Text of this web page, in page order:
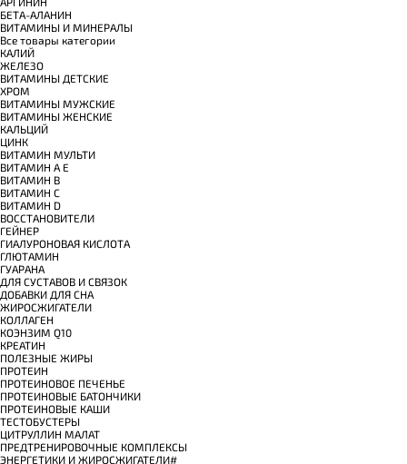
БЕТА-АЛАНИН
ВИТАМИНЫ И МИНЕРАЛЫ
Все товары категории
КАЛИЙ
ЖЕЛЕЗО
ВИТАМИНЫ ДЕТСКИЕ
ХРОМ
ВИТАМИНЫ МУЖСКИЕ
ВИТАМИНЫ ЖЕНСКИЕ
КАЛЬЦИЙ
ЦИНК
ВИТАМИН МУЛЬТИ
ВИТАМИН A E
ВИТАМИН B
ВИТАМИН C
ВИТАМИН D
ВОССТАНОВИТЕЛИ
ГЕЙНЕР
ГИАЛУРОНОВАЯ КИСЛОТА
ГЛЮТАМИН
ГУАРАНА
ДЛЯ СУСТАВОВ И СВЯЗОК
ДОБАВКИ ДЛЯ СНА
ЖИРОСЖИГАТЕЛИ
КОЛЛАГЕН
КОЭНЗИМ Q10
КРЕАТИН
ПОЛЕЗНЫЕ ЖИРЫ
ПРОТЕИН
ПРОТЕИНОВОЕ ПЕЧЕНЬЕ
ПРОТЕИНОВЫЕ БАТОНЧИКИ
ПРОТЕИНОВЫЕ КАШИ
ТЕСТОБУСТЕРЫ
ЦИТРУЛЛИН МАЛАТ
ПРЕДТРЕНИРОВОЧНЫЕ КОМПЛЕКСЫ
ЭНЕРГЕТИКИ И ЖИРОСЖИГАТЕЛИ#